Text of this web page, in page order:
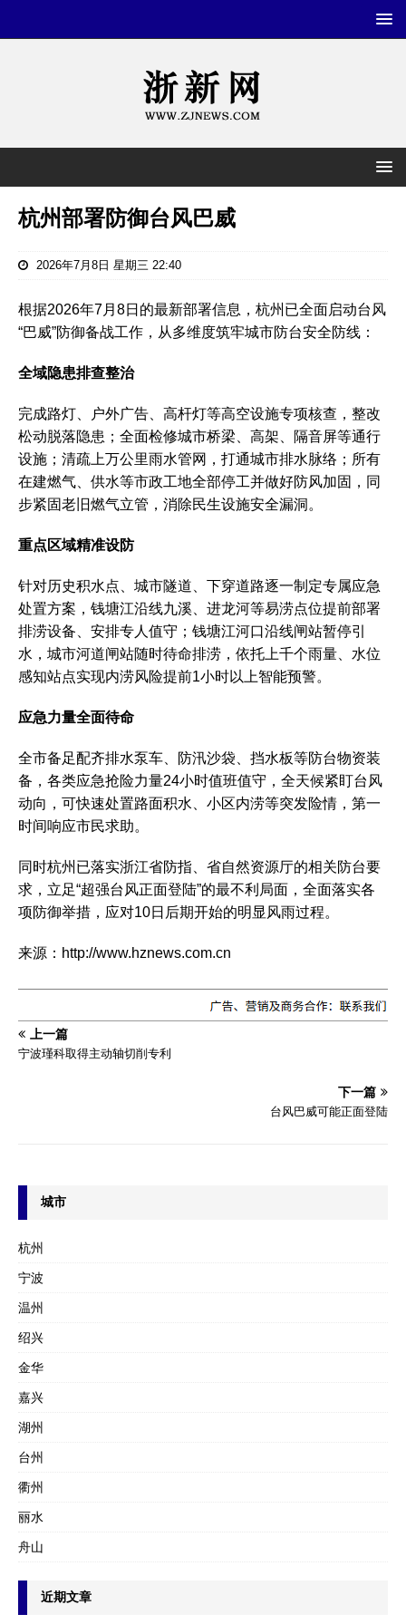
杭州部署防御台风巴威
2026年7月8日 星期三 22:40
根据2026年7月8日的最新部署信息，杭州已全面启动台风
“巴威”防御备战工作，从多维度筑牢城市防台安全防线：
全域隐患排查整治‌
完成路灯、户外广告、高杆灯等高空设施专项核查，整改
松动脱落隐患；全面检修城市桥梁、高架、隔音屏等通行
设施；清疏上万公里雨水管网，打通城市排水脉络；所有
在建燃气、供水等市政工地全部停工并做好防风加固，同
步紧固老旧燃气立管，消除民生设施安全漏洞。
‌重点区域精准设防‌
针对历史积水点、城市隧道、下穿道路逐一制定专属应急
处置方案，钱塘江沿线九溪、进龙河等易涝点位提前部署
排涝设备、安排专人值守；钱塘江河口沿线闸站暂停引
水，城市河道闸站随时待命排涝，依托上千个雨量、水位
感知站点实现内涝风险提前1小时以上智能预警。
‌应急力量全面待命‌
全市备足配齐排水泵车、防汛沙袋、挡水板等防台物资装
备，各类应急抢险力量24小时值班值守，全天候紧盯台风
动向，可快速处置路面积水、小区内涝等突发险情，第一
时间响应市民求助。
同时杭州已落实浙江省防指、省自然资源厅的相关防台要
求，立足“超强台风正面登陆”的最不利局面，全面落实各
项防御举措，应对10日后期开始的明显风雨过程。
来源：http://www.hznews.com.cn
上一篇
宁波瑾科取得主动轴切削专利
下一篇
台风巴威可能正面登陆
城市
杭州
宁波
温州
绍兴
金华
嘉兴
湖州
台州
衢州
丽水
舟山
近期文章